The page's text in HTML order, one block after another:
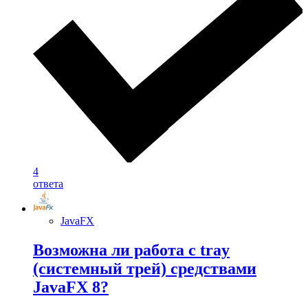
4
ответа
JavaFX
Возможна ли работа с tray
(системный трей) средствами
JavaFX 8?